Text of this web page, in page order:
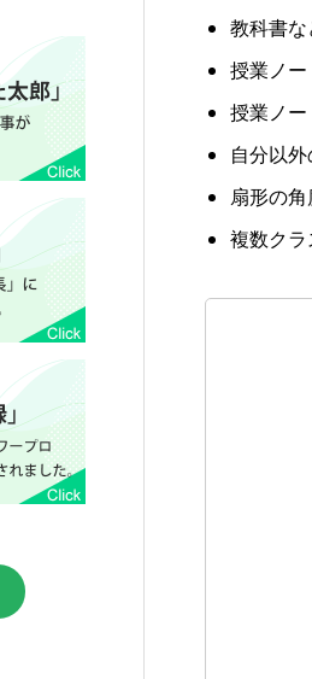
教科書
授業ノ
授業ノ
自分以
扇形の
複数ク